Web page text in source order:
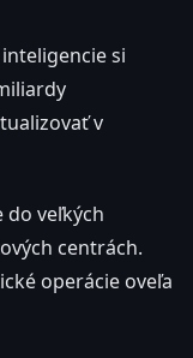
si
v
do veľkých
centrách.
operácie oveľa